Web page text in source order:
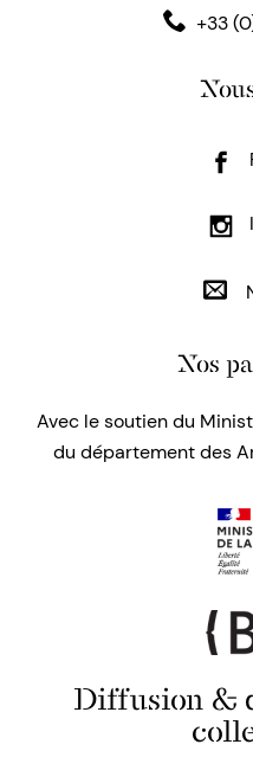
+33
Nos
Avec le soutien du
du département des
Diffusion &